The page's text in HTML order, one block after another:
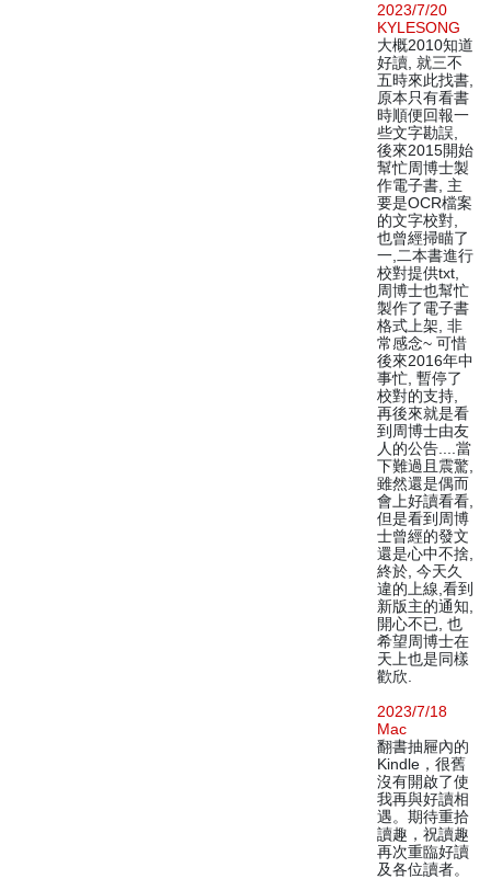
2023/7/20
KYLESONG
大概2010知道
好讀, 就三不
五時來此找書,
原本只有看書
時順便回報一
些文字勘誤,
後來2015開始
幫忙周博士製
作電子書, 主
要是OCR檔案
的文字校對,
也曾經掃瞄了
一,二本書進行
校對提供txt,
周博士也幫忙
製作了電子書
格式上架, 非
常感念~ 可惜
後來2016年中
事忙, 暫停了
校對的支持,
再後來就是看
到周博士由友
人的公告....當
下難過且震驚,
雖然還是偶而
會上好讀看看,
但是看到周博
士曾經的發文
還是心中不捨,
終於, 今天久
違的上線,看到
新版主的通知,
開心不已, 也
希望周博士在
天上也是同樣
歡欣.
2023/7/18
Mac
翻書抽屜內的
Kindle，很舊
沒有開啟了使
我再與好讀相
遇。期待重拾
讀趣，祝讀趣
再次重臨好讀
及各位讀者。